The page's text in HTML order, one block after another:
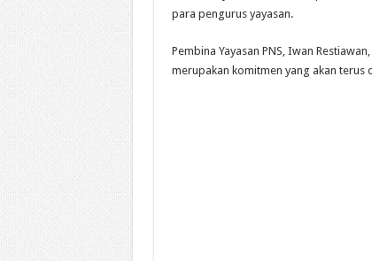
para pengurus yayasan.
Pembina Yayasan PNS, Iwan
merupakan komitmen yang akan terus